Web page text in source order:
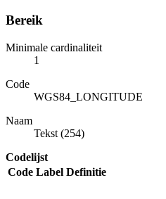
Bereik
Minimale cardinaliteit
1
Code
WGS84_LONGITUDE
Naam
Tekst (254)
Codelijst
Code Label Definitie